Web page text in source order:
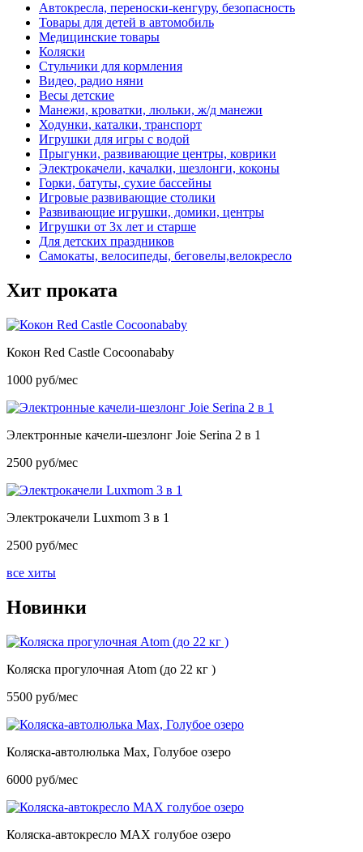
Автокресла, переноски-кенгуру, безопасность
Товары для детей в автомобиль
Медицинские товары
Коляски
Стульчики для кормления
Видео, радио няни
Весы детские
Манежи, кроватки, люльки, ж/д манежи
Ходунки, каталки, транспорт
Игрушки для игры с водой
Прыгунки, развивающие центры, коврики
Электрокачели, качалки, шезлонги, коконы
Горки, батуты, сухие бассейны
Игровые развивающие столики
Развивающие игрушки, домики, центры
Игрушки от 3х лет и старше
Для детских праздников
Самокаты, велосипеды, беговелы,велокресло
Хит проката
Кокон Red Castle Cocoonababy
1000 руб/мес
Электронные качели-шезлонг Joie Serina 2 в 1
2500 руб/мес
Электрокачели Luxmom 3 в 1
2500 руб/мес
все хиты
Новинки
Коляска прогулочная Atom (до 22 кг )
5500 руб/мес
Коляска-автолюлька Max, Голубое озеро
6000 руб/мес
Коляска-автокресло MAX голубое озеро